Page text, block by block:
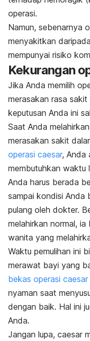
operasi.
Namun, sebenarnya
menyakitkan
mempunyai risiko
Kekurangan
Jika Anda memilih
merasakan rasa
keputusan Anda ini
Saat Anda
merasakan sakit
operasi caesar, Anda
membutuhkan waktu
Anda harus berada
sampai kondisi Anda
pulang oleh dokter.
melahirkan normal,
wanita yang
Waktu pemulihan ini
merawat bayi yang
bekas operasi caesar
nyaman saat
dengan baik. Hal ini
Anda.
Jangan lupa, caesar